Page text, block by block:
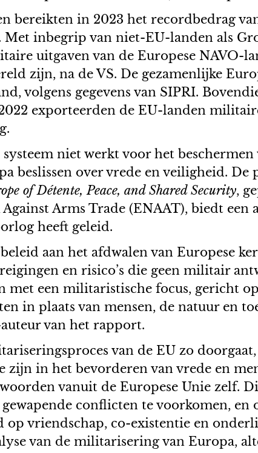
bereikten in 2023 het recordbedrag
Met inbegrip van niet-EU-landen als
uitgaven van de Europese NAVO-
zijn, na de VS. De gezamenlijke
volgens gegevens van SIPRI.
exporteerden de EU-landen
niet werkt voor het beschermen
beslissen over vrede en veiligheid.
of Détente, Peace, and Shared Security,
Arms Trade (ENAAT), biedt
heeft geleid.
aan het afdwalen van Europese
en risico’s die geen militair
met een militaristische focus, gericht
in plaats van mensen, de natuur en
van het rapport.
van de EU zo
zijn in het bevorderen van vrede en
vanuit de Europese Unie zelf.
conflicten te voorkomen, en
vriendschap, co-existentie en
van de militarisering van Europa,